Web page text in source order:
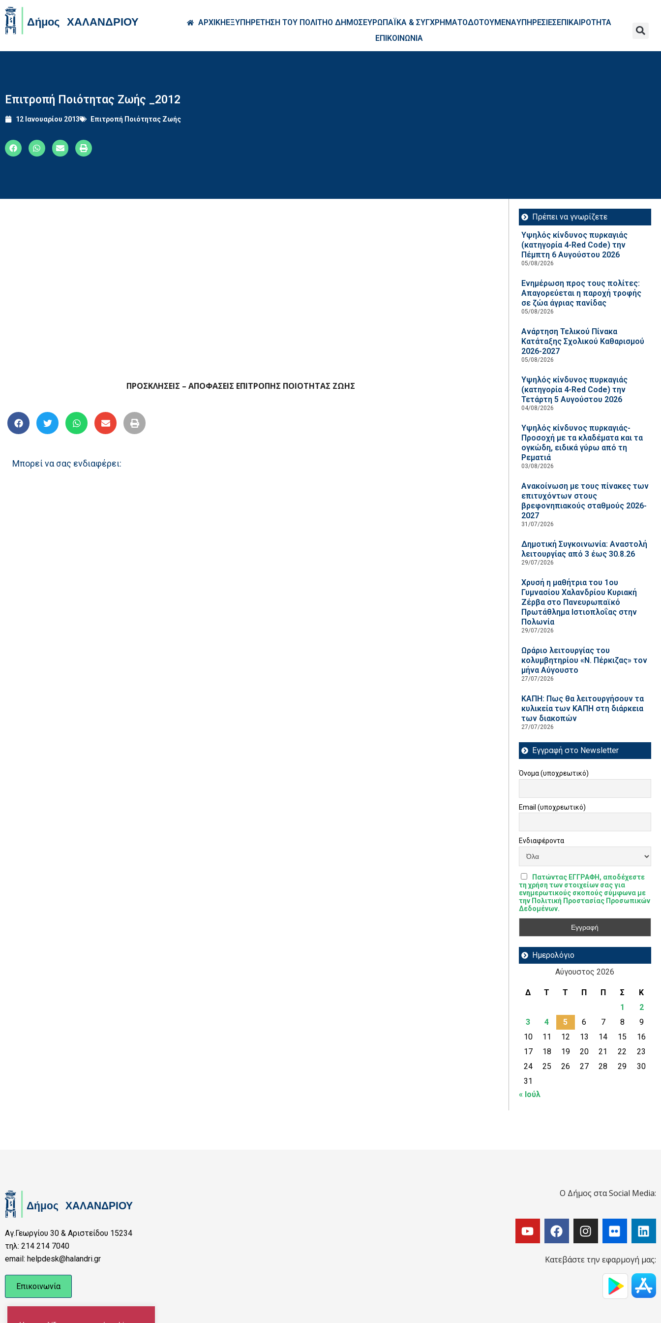
ΑΡΧΙΚΗΕΞΥΠΗΡΕΤΗΣΗ ΤΟΥ ΠΟΛΙΤΗΟ ΔΗΜΟΣΕΥΡΩΠΑΪΚΑ & ΣΥΓΧΡΗΜΑΤΟΔΟΤΟΥΜΕΝΑΥΠΗΡΕΣΙΕΣΕΠΙΚΑΙΡΟΤΗΤΑ
ΕΠΙΚΟΙΝΩΝΙΑ
Επιτροπή Ποιότητας Ζωής _2012
12 Ιανουαρίου 2013 Επιτροπή Ποιότητας Ζωής
ΠΡΟΣΚΛΗΣΕΙΣ – ΑΠΟΦΑΣΕΙΣ ΕΠΙΤΡΟΠΗΣ ΠΟΙΟΤΗΤΑΣ ΖΩΗΣ
Μπορεί να σας ενδιαφέρει:
Πρέπει να γνωρίζετε
Υψηλός κίνδυνος πυρκαγιάς
(κατηγορία 4-Red Code) την
Πέμπτη 6 Αυγούστου 2026
05/08/2026
Ενημέρωση προς τους πολίτες:
Απαγορεύεται η παροχή τροφής
σε ζώα άγριας πανίδας
05/08/2026
Ανάρτηση Τελικού Πίνακα
Κατάταξης Σχολικού Καθαρισμού
2026-2027
05/08/2026
Υψηλός κίνδυνος πυρκαγιάς
(κατηγορία 4-Red Code) την
Τετάρτη 5 Αυγούστου 2026
04/08/2026
Υψηλός κίνδυνος πυρκαγιάς-
Προσοχή με τα κλαδέματα και τα
ογκώδη, ειδικά γύρω από τη
Ρεματιά
03/08/2026
Ανακοίνωση με τους πίνακες των
επιτυχόντων στους
βρεφονηπιακούς σταθμούς 2026-
2027
31/07/2026
Δημοτική Συγκοινωνία: Αναστολή
λειτουργίας από 3 έως 30.8.26
29/07/2026
Χρυσή η μαθήτρια του 1ου
Γυμνασίου Χαλανδρίου Κυριακή
Ζέρβα στο Πανευρωπαϊκό
Πρωτάθλημα Ιστιοπλοΐας στην
Πολωνία
29/07/2026
Ωράριο λειτουργίας του
κολυμβητηρίου «Ν. Πέρκιζας» τον
μήνα Αύγουστο
27/07/2026
ΚΑΠΗ: Πως θα λειτουργήσουν τα
κυλικεία των ΚΑΠΗ στη διάρκεια
των διακοπών
27/07/2026
Εγγραφή στο Newsletter
Όνομα (υποχρεωτικό)
Email (υποχρεωτικό)
Ενδιαφέροντα
Πατώντας ΕΓΓΡΑΦΗ, αποδέχεστε
τη χρήση των στοιχείων σας για
ενημερωτικούς σκοπούς σύμφωνα με
την Πολιτική Προστασίας Προσωπικών
Δεδομένων.
Ημερολόγιο
Αύγουστος 2026
Δ Τ Τ Π Π Σ
Κ
1
2
3
4 5 6 7 8
9
10
11 12 13 14 15
16
17
18 19 20 21 22
23
24
25 26 27 28 29
30
31
« Ιούλ
Αγ.Γεωργίου 30 & Αριστείδου 15234
τηλ: 214 214 7040
email: helpdesk@halandri.gr
Επικοινωνία
Ο Δήμος στα Social Media:
Κατεβάστε την εφαρμογή μας: